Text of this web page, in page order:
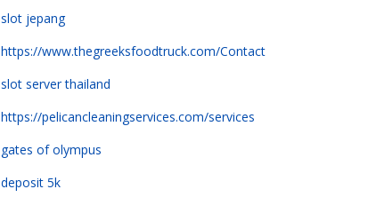
slot jepang
https://www.thegreeksfoodtruck.com/Contact
slot server thailand
https://pelicancleaningservices.com/services
gates of olympus
deposit 5k